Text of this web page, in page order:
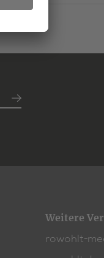
Weitere
rowohlt-